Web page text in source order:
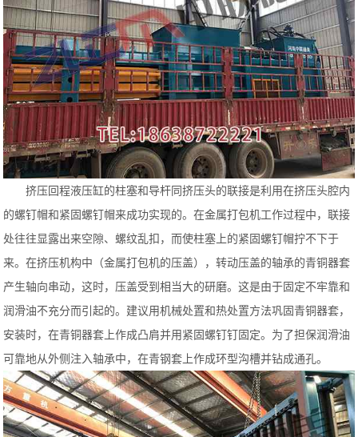
挤压回程液压缸的柱塞和导杆同挤压头的联接是利用在挤压头腔内
的螺钉帽和紧固螺钉帽来成功实现的。在金属打包机工作过程中，联接
处往往显露出来空隙、螺纹乱扣，而使柱塞上的紧固螺钉帽拧不下于
来。在挤压机构中（金属打包机的压盖），转动压盖的轴承的青铜器套
产生轴向串动，这时，压盖受到相当大的研磨。这是由于固定不牢靠和
润滑油不充分而引起的。建议用机械处置和热处置方法巩固青铜器套，
安装时，在青铜器套上作成凸肩并用紧固螺钉钉固定。为了担保润滑油
可靠地从外侧注入轴承中，在青钢套上作成环型沟槽并钻成通孔。